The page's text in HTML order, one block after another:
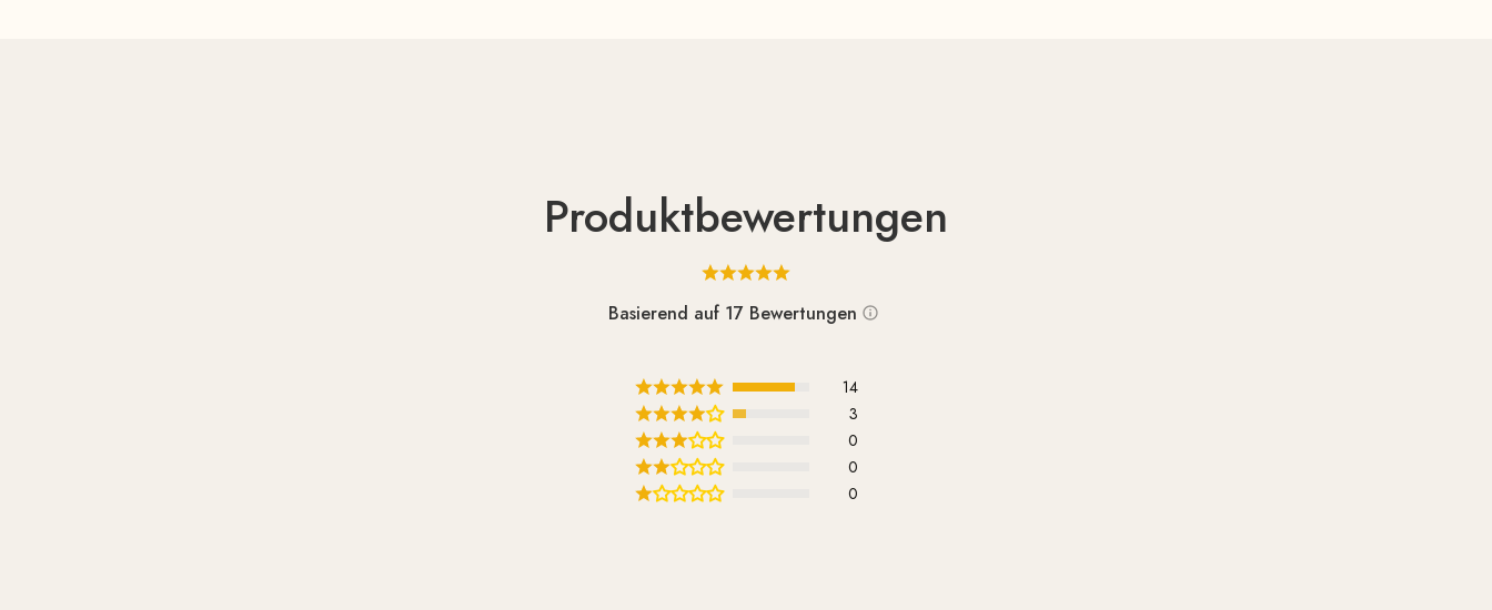
Produktbewertungen
Basierend auf 17 Bewertungen
14
3
0
0
0